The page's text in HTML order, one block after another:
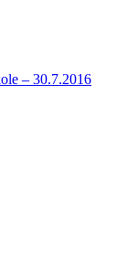
– 30.7.2016